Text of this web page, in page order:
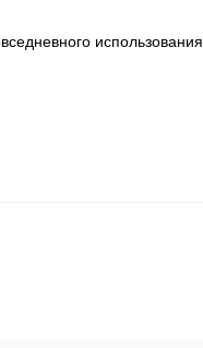
использования.